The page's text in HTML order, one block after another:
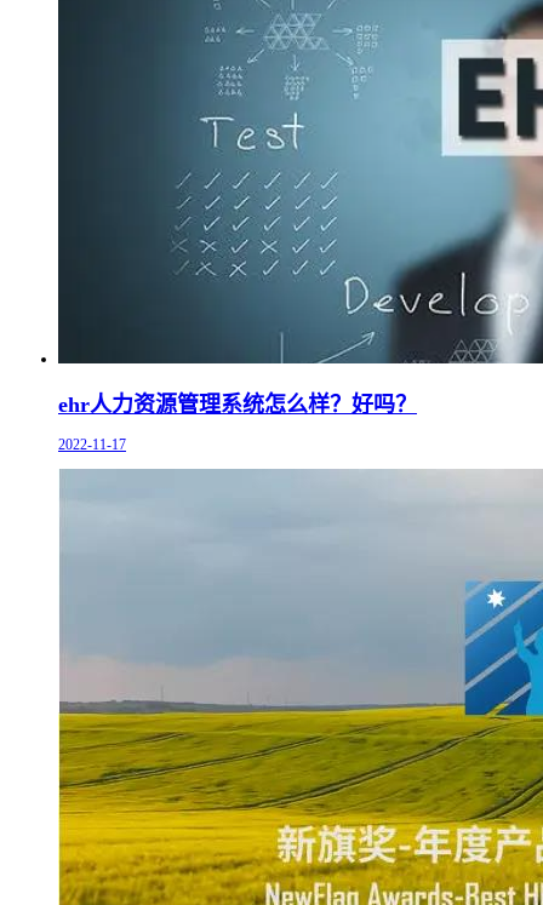
ehr人力资源管理系统怎么样？好吗？
2022-11-17